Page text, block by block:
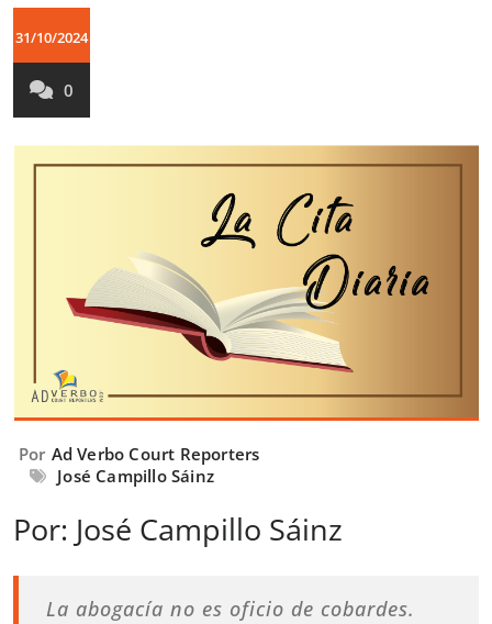
31/10/2024
0
Por Ad Verbo Court Reporters
José Campillo Sáinz
Por: José Campillo Sáinz
La abogacía no es oficio de cobardes.